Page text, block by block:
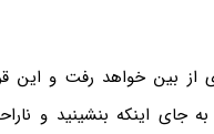
از بین خواهد رفت و این
جای اینکه بنشینید و